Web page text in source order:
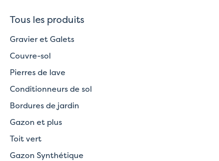
Tous les produits
Gravier et Galets
Couvre-sol
Pierres de lave
Conditionneurs de sol
Bordures de jardin
Gazon et plus
Toit vert
Gazon Synthétique